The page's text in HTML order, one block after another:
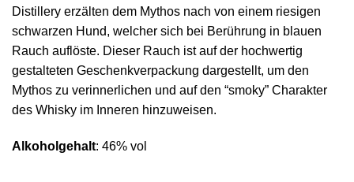
Distillery erzälten dem Mythos nach von einem riesigen
schwarzen Hund, welcher sich bei Berührung in blauen
Rauch auflöste. Dieser Rauch ist auf der hochwertig
gestalteten Geschenkverpackung dargestellt, um den
Mythos zu verinnerlichen und auf den “smoky” Charakter
des Whisky im Inneren hinzuweisen.
Alkoholgehalt: 46% vol